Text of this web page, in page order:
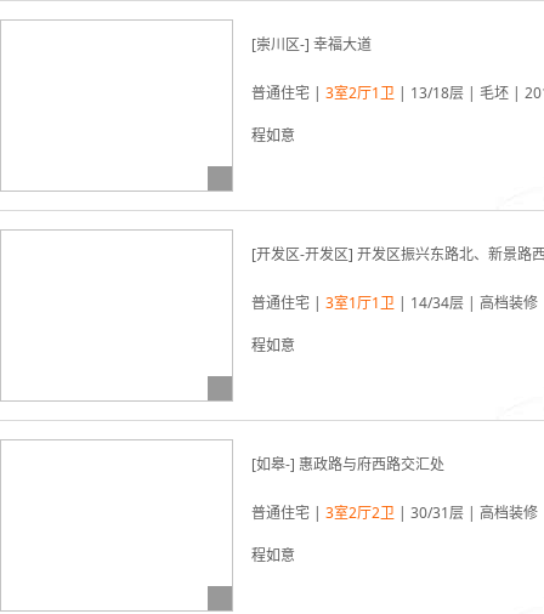
03-22更新
03-22更新
03-22更新
[崇川区-] 幸福大道
普通住宅 | 3室2厅1卫 | 13/18层 | 毛坯 |
程如意
[开发区-开发区] 开发区振兴东路北、新景路
普通住宅 | 3室1厅1卫 | 14/34层 | 高档装
程如意
[如皋-] 惠政路与府西路交汇处
普通住宅 | 3室2厅2卫 | 30/31层 | 高档装
程如意